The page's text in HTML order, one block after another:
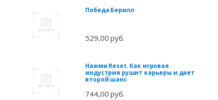
Победа Берилл
529,00 руб.
Нажми Reset. Как игровая
индустрия рушит карьеры и дает
второй шанс
744,00 руб.